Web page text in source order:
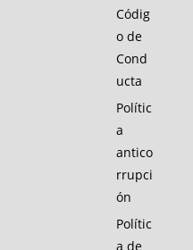
Códig
o de
Cond
ucta
Polític
a
antico
rrupci
ón
Polític
a de